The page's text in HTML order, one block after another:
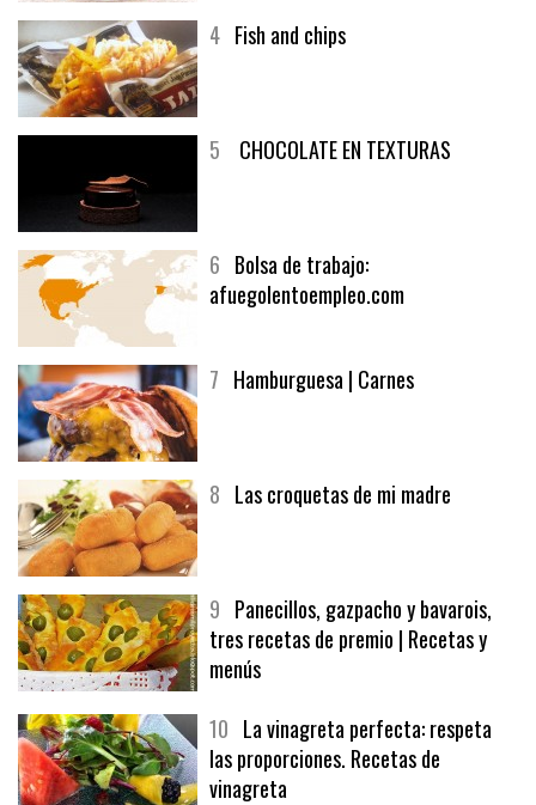
4 Fish and chips
5 CHOCOLATE EN TEXTURAS
6 Bolsa de trabajo:
afuegolentoempleo.com
7 Hamburguesa | Carnes
8 Las croquetas de mi madre
9 Panecillos, gazpacho y bavarois,
tres recetas de premio | Recetas y
menús
10 La vinagreta perfecta: respeta
las proporciones. Recetas de
vinagreta